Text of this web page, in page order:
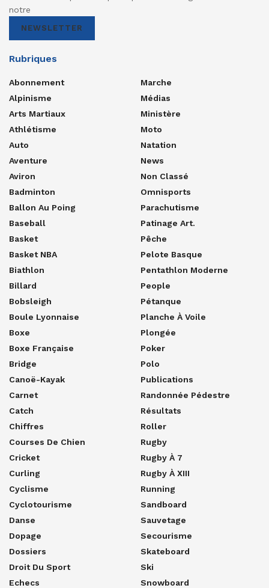
notre
NEWSLETTER
Rubriques
Abonnement
Alpinisme
Arts Martiaux
Athlétisme
Auto
Aventure
Aviron
Badminton
Ballon Au Poing
Baseball
Basket
Basket NBA
Biathlon
Billard
Bobsleigh
Boule Lyonnaise
Boxe
Boxe Française
Bridge
Canoë-Kayak
Carnet
Catch
Chiffres
Courses De Chien
Cricket
Curling
Cyclisme
Cyclotourisme
Danse
Dopage
Dossiers
Droit Du Sport
Echecs
Marche
Médias
Ministère
Moto
Natation
News
Non Classé
Omnisports
Parachutisme
Patinage Art.
Pêche
Pelote Basque
Pentathlon Moderne
People
Pétanque
Planche À Voile
Plongée
Poker
Polo
Publications
Randonnée Pédestre
Résultats
Roller
Rugby
Rugby À 7
Rugby À XIII
Running
Sandboard
Sauvetage
Secourisme
Skateboard
Ski
Snowboard